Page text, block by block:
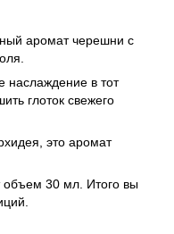
аромат черешни с
наслаждение в тот
глоток свежего
это аромат
30 мл. Итого вы